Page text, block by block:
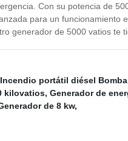
Con su potencia de
para un funcionamiento
generador de 5000 vatios te
Incendio portátil diésel Bomba
kilovatios, Generador de
de 8 kw,